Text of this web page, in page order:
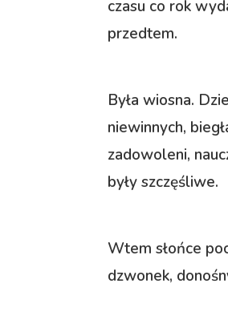
czasu co rok
przedtem.
Była wiosna.
niewinnych,
zadowoleni,
były szczęśliwe.
Wtem słońce
dzwonek,